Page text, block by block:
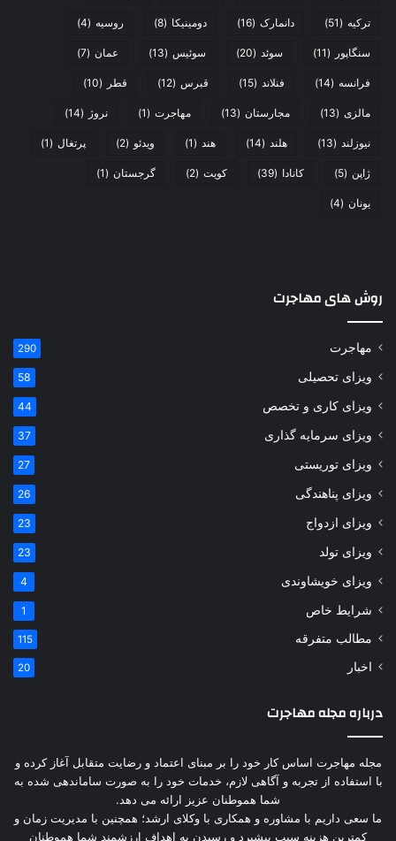
ترکیه (51) دانمارک (16) دومینیکا (8) روسیه (4)
سنگاپور (11) سوئد (20) سوئیس (13) عمان (7)
فرانسه (14) فنلاند (15) قبرس (12) قطر (10)
مالزی (13) مجارستان (13) مهاجرت (1) نروژ (14)
نیوزلند (13) هلند (14) هند (1) ویدئو (2) پرتغال (1)
ژاپن (5) کانادا (39) کویت (2) گرجستان (1)
یونان (4)
روش های مهاجرت
مهاجرت 290
ویزای تحصیلی 58
ویزای کاری و تخصص 44
ویزای سرمایه گذاری 37
ویزای توریستی 27
ویزای پناهندگی 26
ویزای ازدواج 23
ویزای تولد 23
ویزای خویشاوندی 4
شرایط خاص 1
مطالب متفرقه 115
اخبار 20
درباره مجله مهاجرت
مجله مهاجرت اساس کار خود را بر مبنای اعتماد و رضایت متقابل آغاز کرده و
با استفاده از تجربه و آگاهی لازم، خدمات خود را به صورت ساماندهی شده به
شما هموطنان عزیز ارائه می دهد.
ما سعی داریم با مشاوره و همکاری با وکلای ارشد؛ همچنین با مدیریت زمان و
کمترین هزینه سبب پیشبرد و رسیدن به اهداف ارزشمند شما هموطنان